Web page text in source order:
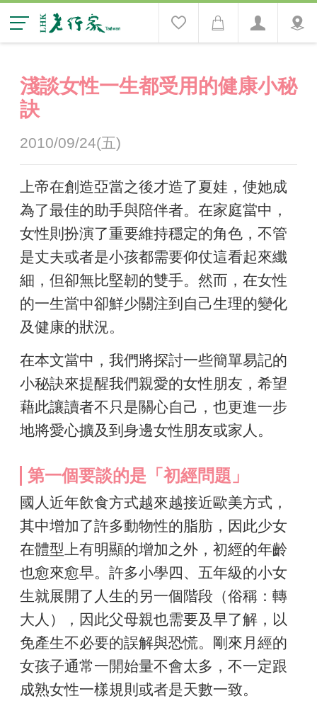
淺談女性一生都受用的健康小秘
訣
2010/09/24(五)
上帝在創造亞當之後才造了夏娃，使她成
為了最佳的助手與陪伴者。在家庭當中，
女性則扮演了重要維持穩定的角色，不管
是丈夫或者是小孩都需要仰仗這看起來纖
細，但卻無比堅韌的雙手。然而，在女性
的一生當中卻鮮少關注到自己生理的變化
及健康的狀況。
在本文當中，我們將探討一些簡單易記的
小秘訣來提醒我們親愛的女性朋友，希望
藉此讓讀者不只是關心自己，也更進一步
地將愛心擴及到身邊女性朋友或家人。
第一個要談的是「初經問題」
國人近年飲食方式越來越接近歐美方式，
其中增加了許多動物性的脂肪，因此少女
在體型上有明顯的增加之外，初經的年齡
也愈來愈早。許多小學四、五年級的小女
生就展開了人生的另一個階段（俗稱：轉
大人），因此父母親也需要及早了解，以
免產生不必要的誤解與恐慌。剛來月經的
女孩子通常一開始量不會太多，不一定跟
成熟女性一樣規則或者是天數一致。